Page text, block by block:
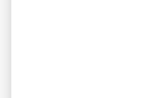
du canal artériel) peut
traitement de
mois
20 et 24 semaines
médecin peut
surveillance